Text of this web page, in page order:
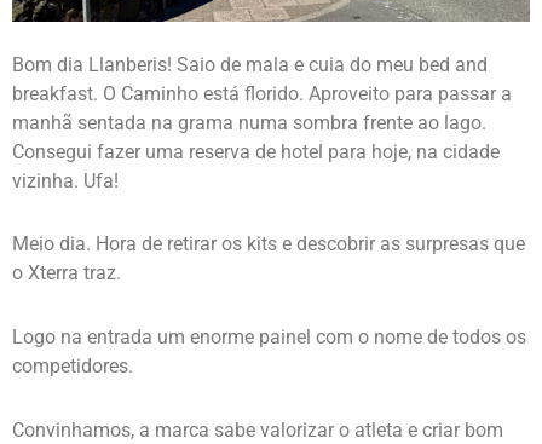
Bom dia Llanberis! Saio de mala e cuia do meu bed and
breakfast. O Caminho está florido. Aproveito para passar a
manhã sentada na grama numa sombra frente ao lago.
Consegui fazer uma reserva de hotel para hoje, na cidade
vizinha. Ufa!
Meio dia. Hora de retirar os kits e descobrir as surpresas que
o Xterra traz.
Logo na entrada um enorme painel com o nome de todos os
competidores.
Convinhamos, a marca sabe valorizar o atleta e criar bom